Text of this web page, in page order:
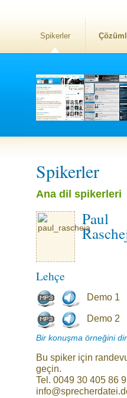
Spikerler
Spikerler
Ana dil spikerleri
Paul
Lehçe
Demo 1
Demo 2
Bir konuşma örneğini
Bu spiker için
geçin.
Tel. 0049 30 405 86